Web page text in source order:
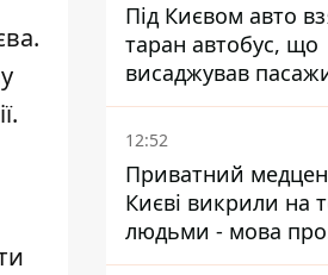
Під Києвом авто
таран автобус, що
висаджував
зупинці -
лікарні
12:52
Приватний
Києві викрили на
людьми - мова про
сурогатне